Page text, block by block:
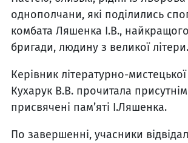
однополчани, які поділились
комбата Ляшенка І.В.,
бригади, людину з великої літери.
Керівник літературно-мистецької
Кухарук В.В. прочитала присутнім
присвячені пам’яті І.Ляшенка.
По завершенні, учасники